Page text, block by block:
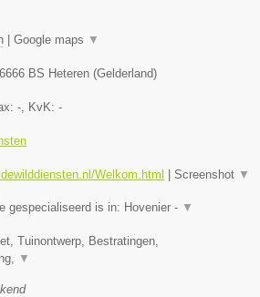
Google maps ▼
6666 BS Heteren (Gelderland)
- , KvK: -
Welkom.html Screenshot ▼
gespecialiseerd is in: Hovenier - ▼
Tuinontwerp, Bestratingen,
▼